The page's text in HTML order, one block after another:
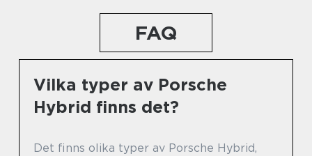
FAQ
Vilka typer av Porsche
Hybrid finns det?
Det finns olika typer av Porsche Hybrid,